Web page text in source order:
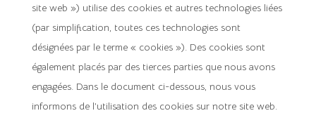
site web ») utilise des cookies et autres technologies liées
(par simplification, toutes ces technologies sont
désignées par le terme « cookies »). Des cookies sont
également placés par des tierces parties que nous avons
engagées. Dans le document ci-dessous, nous vous
informons de l’utilisation des cookies sur notre site web.